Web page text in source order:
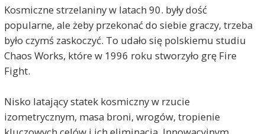
Kosmiczne strzelaniny w latach 90. były dość
popularne, ale żeby przekonać do siebie graczy, trzeba
było czymś zaskoczyć. To udało się polskiemu studiu
Chaos Works, które w 1996 roku stworzyło grę Fire
Fight.
Nisko latający statek kosmiczny w rzucie
izometrycznym, masa broni, wrogów, tropienie